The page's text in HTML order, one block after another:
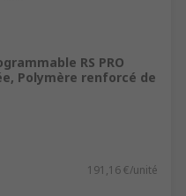
RS PRO
Polymère renforcé de
191,16 €/unité